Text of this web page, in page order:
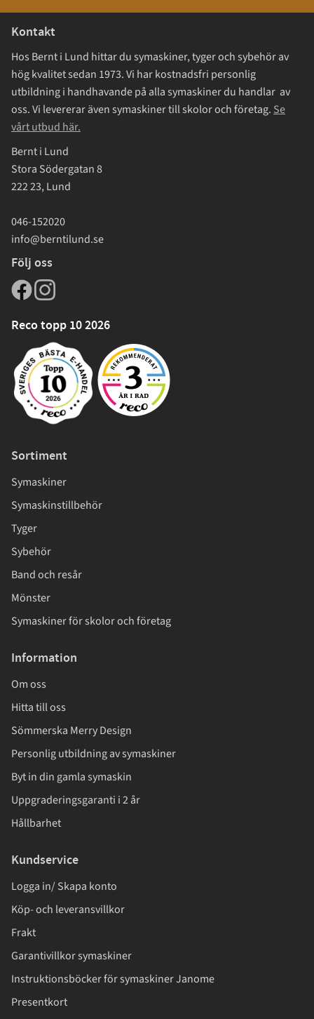
Kontakt
Hos Bernt i Lund hittar du symaskiner, tyger och sybehör av
hög kvalitet sedan 1973. Vi har kostnadsfri personlig
utbildning i handhavande på alla symaskiner du handlar av
oss. Vi levererar även symaskiner till skolor och företag. Se
vårt utbud här.
Bernt i Lund
Stora Södergatan 8
222 23, Lund
046-152020
info@berntilund.se
Följ oss
Reco topp 10 2026
Sortiment
Symaskiner
Symaskinstillbehör
Tyger
Sybehör
Band och resår
Mönster
Symaskiner för skolor och företag
Information
Om oss
Hitta till oss
Sömmerska Merry Design
Personlig utbildning av symaskiner
Byt in din gamla symaskin
Uppgraderingsgaranti i 2 år
Hållbarhet
Kundservice
Logga in/ Skapa konto
Köp- och leveransvillkor
Frakt
Garantivillkor symaskiner
Instruktionsböcker för symaskiner Janome
Presentkort